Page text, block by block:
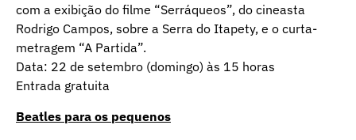
com a exibição do filme “Serráqueos”, do cineasta
Rodrigo Campos, sobre a Serra do Itapety, e o curta-
metragem “A Partida”.
Data: 22 de setembro (domingo) às 15 horas
Entrada gratuita
Beatles para os pequenos